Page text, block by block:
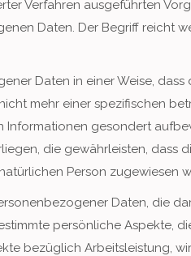
Verfahren ausgeführten
Daten. Der Begriff reicht
Daten in einer Weise,
mehr einer spezifischen
Informationen gesondert
die gewährleisten, dass
Person zugewiesen
Daten, die
persönliche Aspekte,
bezüglich Arbeitsleistung,